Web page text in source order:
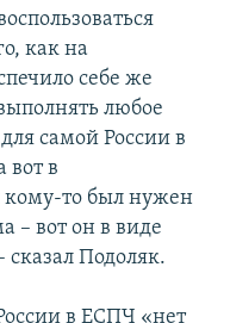
как на
себе же
любое
самой России в
вот в
кому-то был нужен
– вот он в виде
сказал Подоляк.
в ЕСПЧ «нет